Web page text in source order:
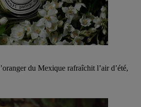
du Mexique rafraîchit l’air d’été,